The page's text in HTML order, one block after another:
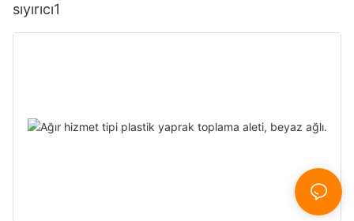
sıyırıcı1